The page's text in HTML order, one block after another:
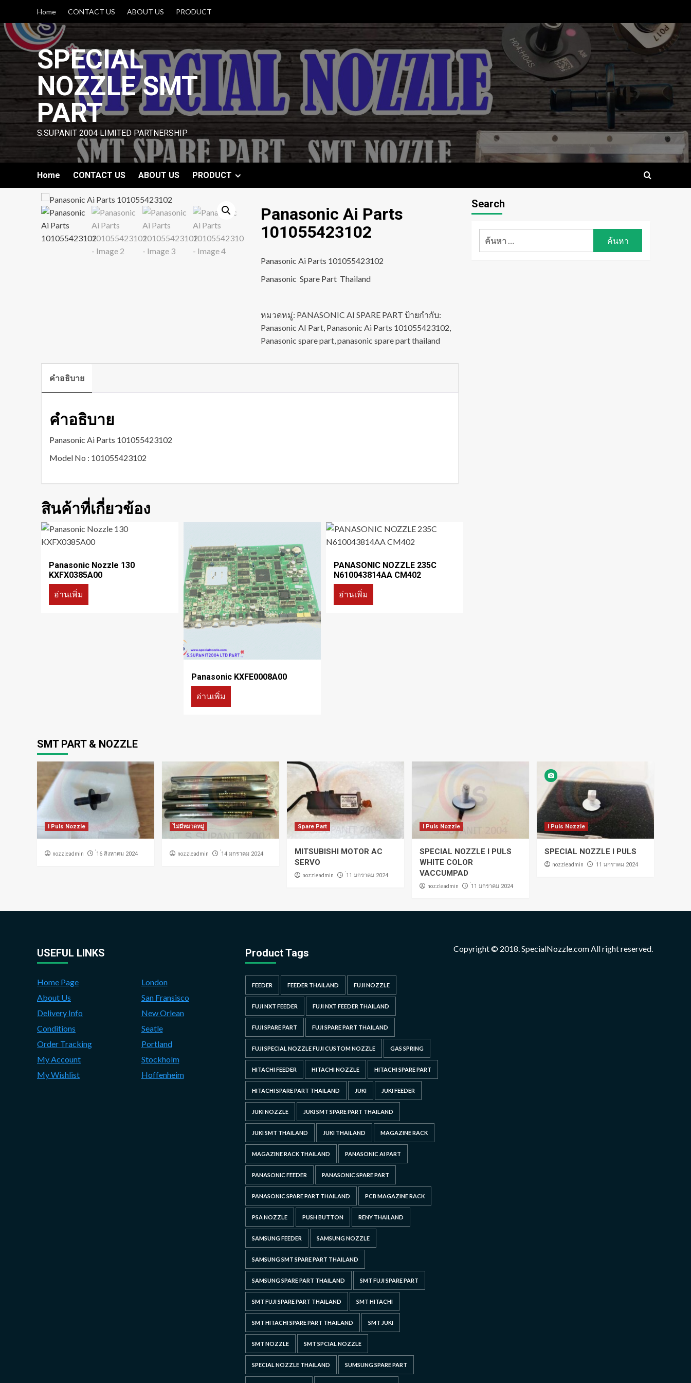
content
Home CONTACT US ABOUT US PRODUCT
SPECIAL
NOZZLE SMT
PART
S.SUPANIT 2004 LIMITED PARTNERSHIP
Home CONTACT US ABOUT US PRODUCT
Panasonic Ai Parts
101055423102
Panasonic Ai Parts 101055423102
Panasonic Spare Part Thailand
หมวดหมู่: PANASONIC AI SPARE PART ป้ายกำกับ:
Panasonic AI Part, Panasonic Ai Parts 101055423102,
Panasonic spare part,panasonic spare part thailand
คำอธิบาย
คำอธิบาย
Panasonic Ai Parts 101055423102
Model No : 101055423102
สินค้าที่เกี่ยวข้อง
Panasonic Nozzle 130
KXFX0385A00
อ่านเพิ่ม
Panasonic KXFE0008A00
อ่านเพิ่ม
PANASONIC NOZZLE 235C
N610043814AA CM402
อ่านเพิ่ม
Search
ค้นหา
SMT PART & NOZZLE
I Puls Nozzle
nozzleadmin ่16 สิงหาคม 2024
ไม่มีหมวดหมู่
nozzleadmin ่14 มกราคม 2024
Spare Part
MITSUBISHI MOTOR AC
SERVO
nozzleadmin ่11 มกราคม 2024
I Puls Nozzle
SPECIAL NOZZLE I PULS
WHITE COLOR
VACCUMPAD
nozzleadmin ่11 มกราคม 2024
I Puls Nozzle
SPECIAL NOZZLE I PULS
nozzleadmin ่11 มกราคม 2024
USEFUL LINKS
Home Page
About Us
Delivery Info
Conditions
Order Tracking
My Account
My Wishlist
London
San Fransisco
New Orlean
Seatle
Portland
Stockholm
Hoffenheim
Product Tags
FEEDER FEEDER THAILAND FUJI NOZZLE
FUJI NXT FEEDER FUJI NXT FEEDER THAILAND
FUJI SPARE PART FUJI SPARE PART THAILAND
FUJI SPECIAL NOZZLE FUJI CUSTOM NOZZLE GAS SPRING
HITACHI FEEDER HITACHI NOZZLE HITACHI SPARE PART
HITACHI SPARE PART THAILAND JUKI JUKI FEEDER
JUKI NOZZLE JUKI SMT SPARE PART THAILAND
JUKI SMT THAILAND JUKI THAILAND MAGAZINE RACK
MAGAZINE RACK THAILAND PANASONIC AI PART
PANASONIC FEEDER PANASONIC SPARE PART
PANASONIC SPARE PART THAILAND PCB MAGAZINE RACK
PSA NOZZLE PUSH BUTTON RENY THAILAND
SAMSUNG FEEDER SAMSUNG NOZZLE
SAMSUNG SMT SPARE PART THAILAND
SAMSUNG SPARE PART THAILAND SMT FUJI SPARE PART
SMT FUJI SPARE PART THAILAND SMT HITACHI
SMT HITACHI SPARE PART THAILAND SMT JUKI
SMT NOZZLE SMT SPCIAL NOZZLE
SPECIAL NOZZLE THAILAND SUMSUNG SPARE PART
Copyright © 2018. SpecialNozzle.com All right reserved.